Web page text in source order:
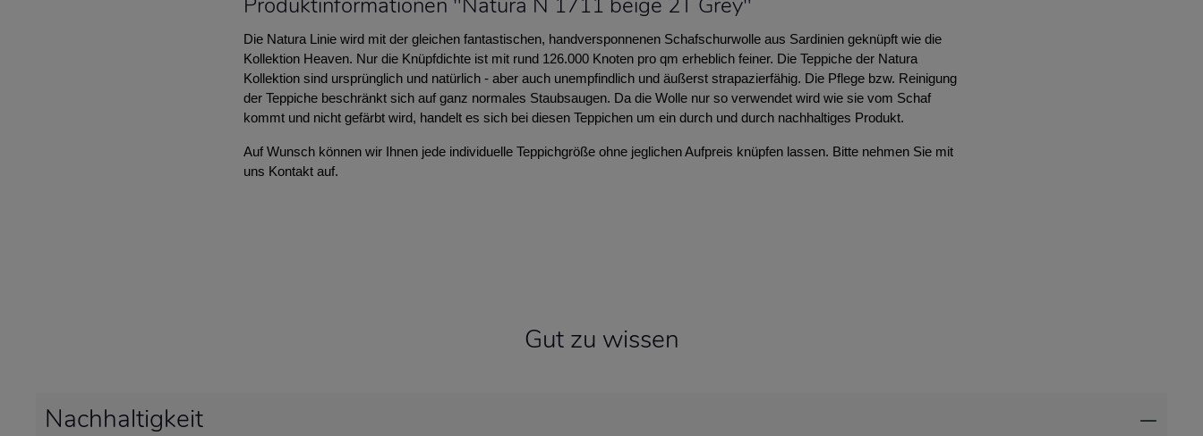
Die Natura Linie wird mit der gleichen fantastischen, handversponnenen Schafschurwolle aus Sardinien geknüpft wie die
Kollektion Heaven. Nur die Knüpfdichte ist mit rund 126.000 Knoten pro qm erheblich feiner. Die Teppiche der Natura
Kollektion sind ursprünglich und natürlich - aber auch unempfindlich und äußerst strapazierfähig. Die Pflege bzw. Reinigung
der Teppiche beschränkt sich auf ganz normales Staubsaugen. Da die Wolle nur so verwendet wird wie sie vom Schaf
kommt und nicht gefärbt wird, handelt es sich bei diesen Teppichen um ein durch und durch nachhaltiges Produkt.
Auf Wunsch können wir Ihnen jede individuelle Teppichgröße ohne jeglichen Aufpreis knüpfen lassen. Bitte nehmen Sie mit
uns Kontakt auf.
Gut zu wissen
Nachhaltigkeit